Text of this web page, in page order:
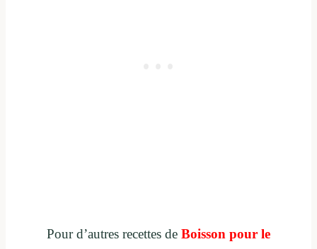
Pour d’autres recettes de Boisson pour le